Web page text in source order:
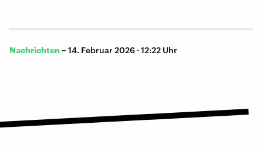
Nachrichten – 14. Februar 2026 · 12:22 Uhr